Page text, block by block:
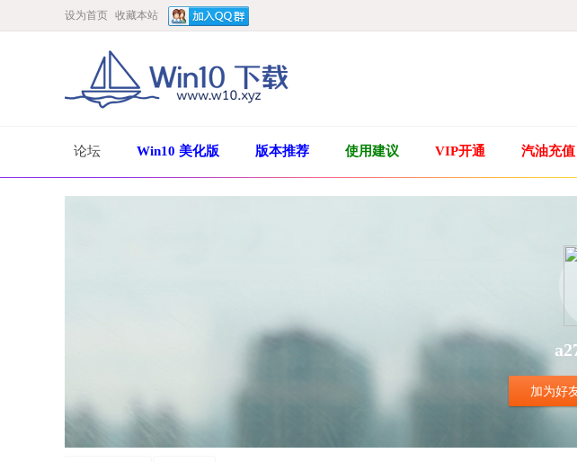
设为首页 收藏本站
论坛 Win10 美化版 版本推荐 使用建议 VIP开通 汽油充值
加为好